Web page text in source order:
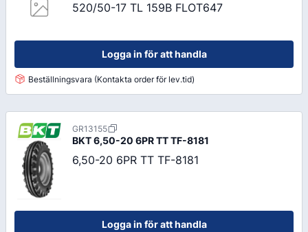
520/50-17 TL 159B FLOT647
Logga in för att handla
Beställningsvara (Kontakta order för lev.tid)
GR13155
BKT6,50-20 6PR TT TF-8181
6,50-20 6PR TT TF-8181
Logga in för att handla